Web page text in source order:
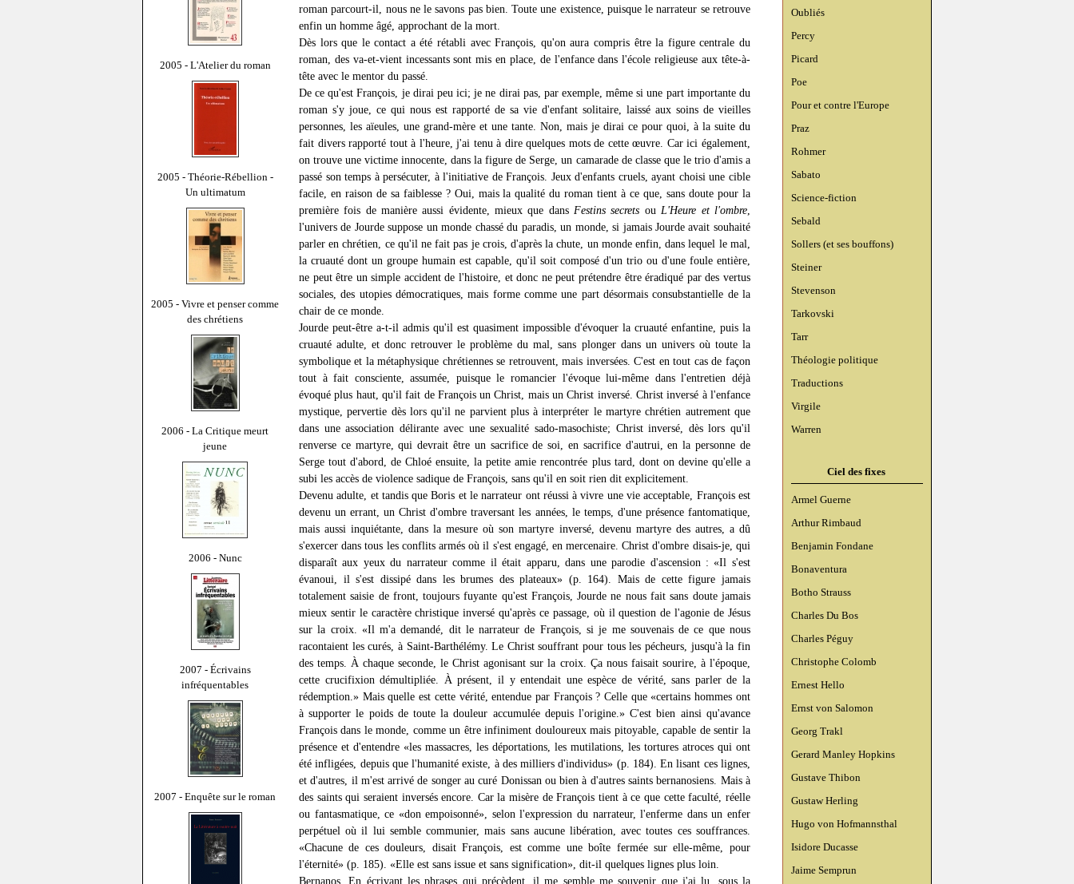
2005 - L'Atelier du roman
2005 - Théorie-Rébellion -
Un ultimatum
2005 - Vivre et penser comme
des chrétiens
2006 - La Critique meurt
jeune
2006 - Nunc
2007 - Écrivains
infréquentables
2007 - Enquête sur le roman
Oubliés
Percy
Picard
Poe
Pour et contre l'Europe
Praz
Rohmer
Sabato
Science-fiction
Sebald
Sollers (et ses bouffons)
Steiner
Stevenson
Tarkovski
Tarr
Théologie politique
Traductions
Virgile
Warren
Ciel des fixes
Armel Guerne
Arthur Rimbaud
Benjamin Fondane
Bonaventura
Botho Strauss
Charles Du Bos
Charles Péguy
Christophe Colomb
Ernest Hello
Ernst von Salomon
Georg Trakl
Gerard Manley Hopkins
Gustave Thibon
Gustaw Herling
Hugo von Hofmannsthal
Isidore Ducasse
Jaime Semprun
roman parcourt-il, nous ne le savons pas bien. Toute une existence, puisque le narrateur se retrouve
enfin un homme âgé, approchant de la mort.
Dès lors que le contact a été rétabli avec François, qu'on aura compris être la figure centrale du
roman, des va-et-vient incessants sont mis en place, de l'enfance dans l'école religieuse aux tête-à-
tête avec le mentor du passé.
De ce qu'est François, je dirai peu ici; je ne dirai pas, par exemple, même si une part importante du
roman s'y joue, ce qui nous est rapporté de sa vie d'enfant solitaire, laissé aux soins de vieilles
personnes, les aïeules, une grand-mère et une tante. Non, mais je dirai ce pour quoi, à la suite du
fait divers rapporté tout à l'heure, j'ai tenu à dire quelques mots de cette œuvre. Car ici également,
on trouve une victime innocente, dans la figure de Serge, un camarade de classe que le trio d'amis a
passé son temps à persécuter, à l'initiative de François. Jeux d'enfants cruels, ayant choisi une cible
facile, en raison de sa faiblesse ? Oui, mais la qualité du roman tient à ce que, sans doute pour la
première fois de manière aussi évidente, mieux que dans Festins secrets ou L'Heure et l'ombre,
l'univers de Jourde suppose un monde chassé du paradis, un monde, si jamais Jourde avait souhaité
parler en chrétien, ce qu'il ne fait pas je crois, d'après la chute, un monde enfin, dans lequel le mal,
la cruauté dont un groupe humain est capable, qu'il soit composé d'un trio ou d'une foule entière,
ne peut être un simple accident de l'histoire, et donc ne peut prétendre être éradiqué par des vertus
sociales, des utopies démocratiques, mais forme comme une part désormais consubstantielle de la
chair de ce monde.
Jourde peut-être a-t-il admis qu'il est quasiment impossible d'évoquer la cruauté enfantine, puis la
cruauté adulte, et donc retrouver le problème du mal, sans plonger dans un univers où toute la
symbolique et la métaphysique chrétiennes se retrouvent, mais inversées. C'est en tout cas de façon
tout à fait consciente, assumée, puisque le romancier l'évoque lui-même dans l'entretien déjà
évoqué plus haut, qu'il fait de François un Christ, mais un Christ inversé. Christ inversé à l'enfance
mystique, pervertie dès lors qu'il ne parvient plus à interpréter le martyre chrétien autrement que
dans une association délirante avec une sexualité sado-masochiste; Christ inversé, dès lors qu'il
renverse ce martyre, qui devrait être un sacrifice de soi, en sacrifice d'autrui, en la personne de
Serge tout d'abord, de Chloé ensuite, la petite amie rencontrée plus tard, dont on devine qu'elle a
subi les accès de violence sadique de François, sans qu'il en soit rien dit explicitement.
Devenu adulte, et tandis que Boris et le narrateur ont réussi à vivre une vie acceptable, François est
devenu un errant, un Christ d'ombre traversant les années, le temps, d'une présence fantomatique,
mais aussi inquiétante, dans la mesure où son martyre inversé, devenu martyre des autres, a dû
s'exercer dans tous les conflits armés où il s'est engagé, en mercenaire. Christ d'ombre disais-je, qui
disparaît aux yeux du narrateur comme il était apparu, dans une parodie d'ascension : «Il s'est
évanoui, il s'est dissipé dans les brumes des plateaux» (p. 164). Mais de cette figure jamais
totalement saisie de front, toujours fuyante qu'est François, Jourde ne nous fait sans doute jamais
mieux sentir le caractère christique inversé qu'après ce passage, où il question de l'agonie de Jésus
sur la croix. «Il m'a demandé, dit le narrateur de François, si je me souvenais de ce que nous
racontaient les curés, à Saint-Barthélémy. Le Christ souffrant pour tous les pécheurs, jusqu'à la fin
des temps. À chaque seconde, le Christ agonisant sur la croix. Ça nous faisait sourire, à l'époque,
cette crucifixion démultipliée. À présent, il y entendait une espèce de vérité, sans parler de la
rédemption.» Mais quelle est cette vérité, entendue par François ? Celle que «certains hommes ont
à supporter le poids de toute la douleur accumulée depuis l'origine.» C'est bien ainsi qu'avance
François dans le monde, comme un être infiniment douloureux mais pitoyable, capable de sentir la
présence et d'entendre «les massacres, les déportations, les mutilations, les tortures atroces qui ont
été infligées, depuis que l'humanité existe, à des milliers d'individus» (p. 184). En lisant ces lignes,
et d'autres, il m'est arrivé de songer au curé Donissan ou bien à d'autres saints bernanosiens. Mais à
des saints qui seraient inversés encore. Car la misère de François tient à ce que cette faculté, réelle
ou fantasmatique, ce «don empoisonné», selon l'expression du narrateur, l'enferme dans un enfer
perpétuel où il lui semble communier, mais sans aucune libération, avec toutes ces souffrances.
«Chacune de ces douleurs, disait François, est comme une boîte fermée sur elle-même, pour
l'éternité» (p. 185). «Elle est sans issue et sans signification», dit-il quelques lignes plus loin.
Bernanos. En écrivant les phrases qui précèdent, il me semble me souvenir que j'ai lu, sous la